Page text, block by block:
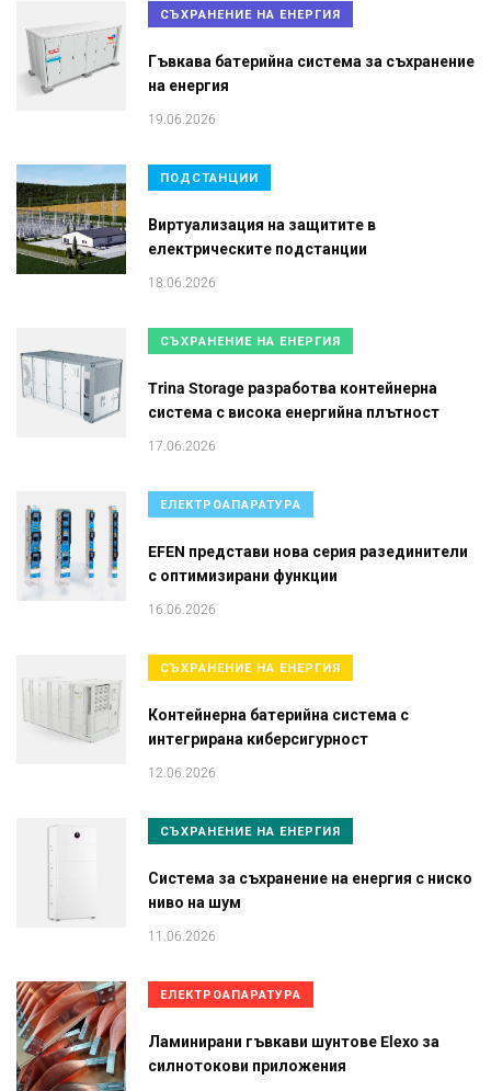
СЪХРАНЕНИЕ НА ЕНЕРГИЯ
Гъвкава батерийна система за съхранение
на енергия
19.06.2026
ПОДСТАНЦИИ
Виртуализация на защитите в
електрическите подстанции
18.06.2026
СЪХРАНЕНИЕ НА ЕНЕРГИЯ
Trina Storage разработва контейнерна
система с висока енергийна плътност
17.06.2026
ЕЛЕКТРОАПАРАТУРА
EFEN представи нова серия разединители
с оптимизирани функции
16.06.2026
СЪХРАНЕНИЕ НА ЕНЕРГИЯ
Контейнерна батерийна система с
интегрирана киберсигурност
12.06.2026
СЪХРАНЕНИЕ НА ЕНЕРГИЯ
Система за съхранение на енергия с ниско
ниво на шум
11.06.2026
ЕЛЕКТРОАПАРАТУРА
Ламинирани гъвкави шунтове Elexo за
силнотокови приложения